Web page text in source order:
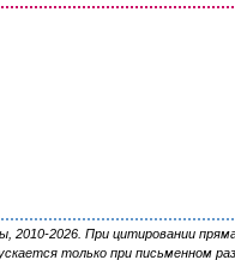
2026. При цитировании
только при письменном